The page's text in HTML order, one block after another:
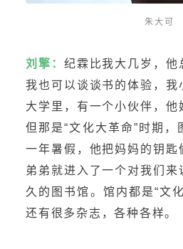
朱大可
刘擎： 纪霖比我大几岁，他
我也可以谈谈书的体验，我
大学里，有一个小伙伴，他
但那是“文化大革命”时期，
一年暑假，他把妈妈的钥匙
弟弟就进入了一个对我们来
久的图书馆。馆内都是“文
还有很多杂志，各种各样。